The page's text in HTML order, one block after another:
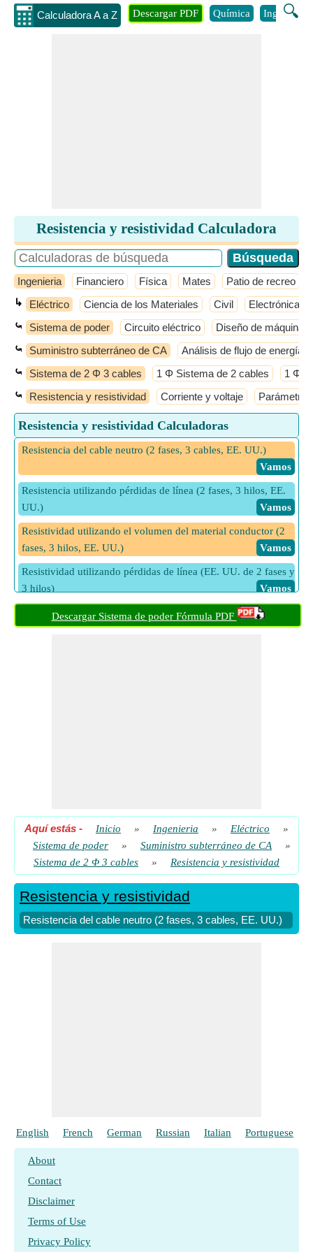
Calculadora A a Z 🔍
Descargar PDF Química Ingenieria
Resistencia y resistividad Calculadora
Ingenieria Financiero Física Mates Patio de recreo
↳ Eléctrico Ciencia de los Materiales Civil Electrónica
⤿ Sistema de poder Circuito eléctrico Diseño de máquinas
⤿ Suministro subterráneo de CA Análisis de flujo de energía
⤿ Sistema de 2 Φ 3 cables 1 Φ Sistema de 2 cables 1 Φ
⤿ Resistencia y resistividad Corriente y voltaje
Resistencia y resistividad Calculadoras
Resistencia del cable neutro (2 fases, 3 cables, EE. UU.)
​ Vamos
Resistencia utilizando pérdidas de línea (2 fases, 3 hilos, EE.
UU.)
​ Vamos
Resistividad utilizando el volumen del material conductor (2
fases, 3 hilos, EE. UU.)
​ Vamos
Resistividad utilizando pérdidas de línea (EE. UU. de 2 fases y
3 hilos)
​ Vamos
Resistividad utilizando resistencia de cable natural (EE. UU.
de 2 fases y 3 cables)
​ Vamos
Descargar Sistema de poder Fórmula PDF
Aquí estás - Inicio » Ingenieria » Eléctrico
»
Sistema de poder
» Suministro subterráneo de CA
»
Sistema de 2 Φ 3 cables
» Resistencia y resistividad
Resistencia y resistividad
Resistencia del cable neutro (2 fases, 3 cables, EE. UU.)
English French German Russian Italian Portuguese
About
Contact
Disclaimer
Terms of Use
Privacy Policy